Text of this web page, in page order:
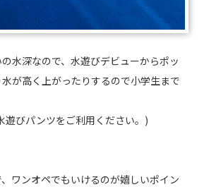
水深なので、水遊びデビューからポッ
が高く上がったりするので小学生まで
遊びパンツをご利用ください。)
ワンオペでもいけるのが嬉しいポイン